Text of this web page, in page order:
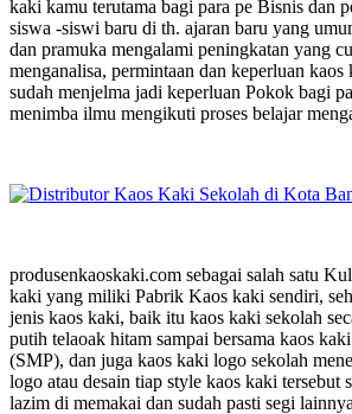
kaki kamu terutama bagi para pe Bisnis dan
siswa -siswi baru di th. ajaran baru yang
dan pramuka mengalami peningkatan yang
menganalisa, permintaan dan keperluan
sudah menjelma jadi keperluan Pokok bagi
menimba ilmu mengikuti proses belajar
produsenkaoskaki.com sebagai salah satu
kaki yang miliki Pabrik Kaos kaki sendiri,
jenis kaos kaki, baik itu kaos kaki sekolah
putih telaoak hitam sampai bersama kaos
(SMP), dan juga kaos kaki logo sekolah
logo atau desain tiap style kaos kaki
lazim di memakai dan sudah pasti segi